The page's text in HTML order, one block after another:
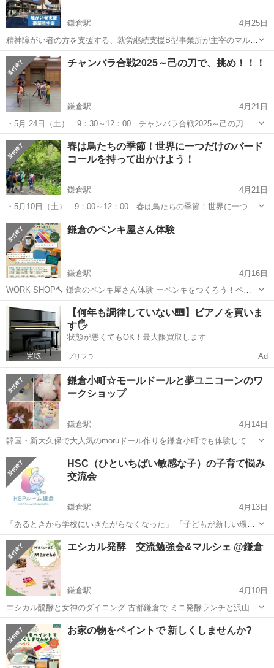
鎌倉駅
4月25日
精神障がい者の方を支援する、就労継続支援B型事業所が主宰のマルシ
ェです。 福祉業界、IT業界はもちろん、それ以外の業界・業種の方も
参加されます。 鎌倉の事業所にて複数ブースを使い、様々な体験会な
どを行います。 例：...
神奈川 鎌倉市 ワークショップ お笑い芸人
チャンバラ合戦2025～己の刀で、挑め！！！
鎌倉駅
4月21日
・5月 24日（土） 9：30～12：00 チャンバラ合戦2025～己の刀
で、挑め！！！～ 2023年にもチャンバラ合戦が開催されました。 ワ
クワク感たっぷりのワークショップでした。 そして、月日は流れ2年
越し...
神奈川 鎌倉市 鎌倉駅 ワークショップ チャンバラ
春は鳥たちの季節！世界に一つだけのバード
コールを持って出かけよう！
鎌倉駅
4月21日
・5月10日（土） 9：00～12：00 春は鳥たちの季節！世界に一つだ
けのバードコールを持って出かけよう！ 緑が芽吹き、あちこちで鳥た
ちの歌声が聞こえ始める春。 そんな季節にぴったりのアイテムが「バ
ードコール」です...
神奈川 鎌倉市 鎌倉駅 ワークショップ
鎌倉のペンキ屋さん体験
鎌倉駅
4月16日
WORK SHOP🔨 鎌倉のペンキ屋さん体験 ーペンキをつくろう！ペイ
ントしよう！ー 学校帰りに貴重な体験をしてみませんか？ ペンキ屋さ
んの調色作業が体験できるワークショップです🧑‍🎨🎨 作ったチョーク
ボードペ...
神奈川 鎌倉市 鎌倉駅 ワークショップ ボード
【何年も調律していない🎹】ピアノを買いま
す🖐️
状態が悪くてもOK！最大限買取します
プリフラ Ad
鎌倉小町☆モールドールと夢ユニコーンのワ
ークショップ
鎌倉駅
4月14日
韓国・新大久保で大人気のmoruドール作りを鎌倉小町でも体験してみ
ませんか? 針も糸も使わず指で作る、 ふあふあ動物さんぬいぐるみの
キーホルダーか、 みんなの夢ユニコーンチャームが作れます。 作りた
いタイプや、パーツを...
神奈川 鎌倉市 鎌倉駅 ワークショップ ドール
HSC（ひといちばい敏感な子）の子育て悩み
交流会
鎌倉駅
4月13日
「あるときから学校にいきたがらなくなった」 「子どもが新しい環境
になかなか入っていけない」 「とても傷つきやすく、引っ込み思案」
「どこまで後押ししてどこまで守ってあげたらいいのかわからない」
”もし...
神奈川 鎌倉市 鎌倉駅 ワークショップ
エシカル発酵 交流勉強会&マルシェ @鎌倉
鎌倉駅
4月10日
エシカル醗酵と女神のダイニング 古都鎌倉で ミニ発酵ランチと沢山の
ヒントが詰まった勉強会です。 今回、ミニマルシェとして ・クレーク
レンジング作り 天然の素材で作る化粧落とし 自然派
の方に是非試してもら...
神奈川 鎌倉市 鎌倉駅 ワークショップ 勉強会
お家の物をペイントで 新しくしませんか?